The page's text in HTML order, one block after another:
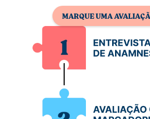
MARQUE UMA